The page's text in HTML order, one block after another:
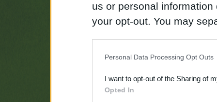
us or personal
your opt-out. You may
Downstream Participants
third parties.
Personal Data Processing Opt Outs
I want to opt-out of the Sharing of
Opted In